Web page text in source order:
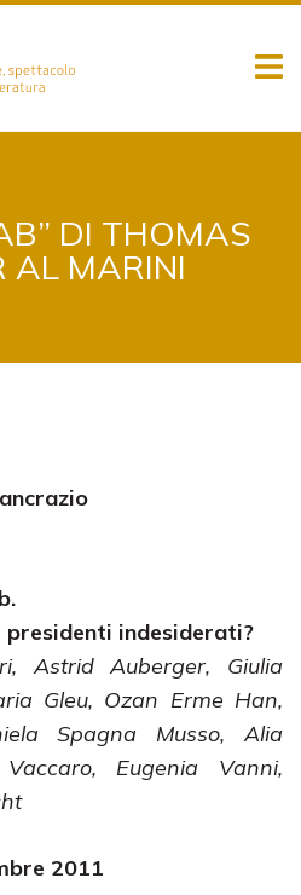
DI THOMAS
AL MARINI
presidenti indesiderati?
Astrid Auberger, Giulia
Gleu, Ozan Erme Han,
Spagna Musso, Alia
Eugenia Vanni,
2011